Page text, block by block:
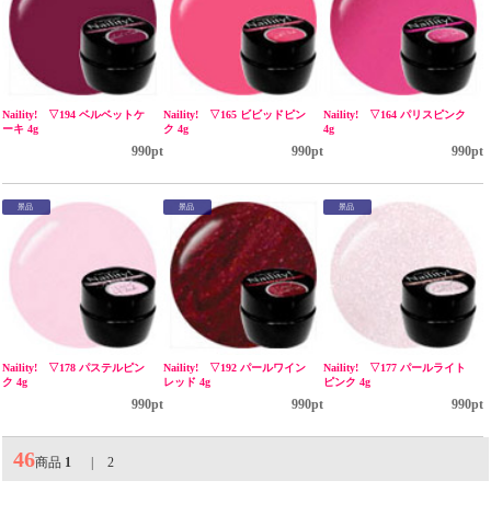
Naility! ▽194 ベルベットケ
ーキ 4g
990pt
Naility! ▽165 ビビッドピン
ク 4g
990pt
Naility! ▽164 パリスピンク
4g
990pt
景品
Naility! ▽178 パステルピン
ク 4g
990pt
景品
Naility! ▽192 パールワイン
レッド 4g
990pt
景品
Naility! ▽177 パールライト
ピンク 4g
990pt
46商品 1 2